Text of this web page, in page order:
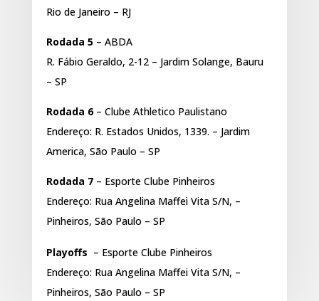
Rio de Janeiro – RJ
Rodada 5– ABDA
R. Fábio Geraldo, 2-12 – Jardim Solange, Bauru
– SP
Rodada 6– Clube Athletico Paulistano
Endereço: R. Estados Unidos, 1339. – Jardim
America, São Paulo – SP
Rodada 7– Esporte Clube Pinheiros
Endereço: Rua Angelina Maffei Vita S/N, –
Pinheiros, São Paulo – SP
Playoffs – Esporte Clube Pinheiros
Endereço: Rua Angelina Maffei Vita S/N, –
Pinheiros, São Paulo – SP